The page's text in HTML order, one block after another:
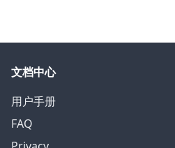
文档中心
用户手册
FAQ